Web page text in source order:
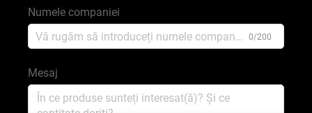
Numele companiei
0/200
Mesaj